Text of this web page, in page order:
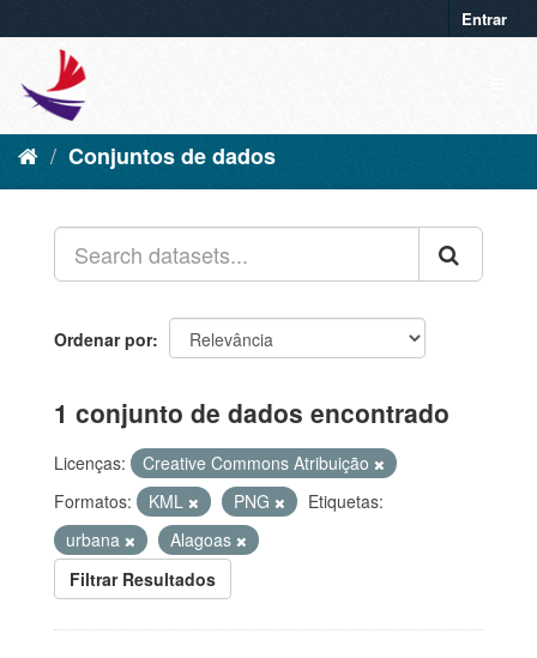
Entrar
Conjuntos de dados
Ordenar por
1 conjunto de dados encontrado
Licenças:
Creative Commons Atribuição
Formatos:
KML PNG
Etiquetas:
urbana
Alagoas
Filtrar Resultados